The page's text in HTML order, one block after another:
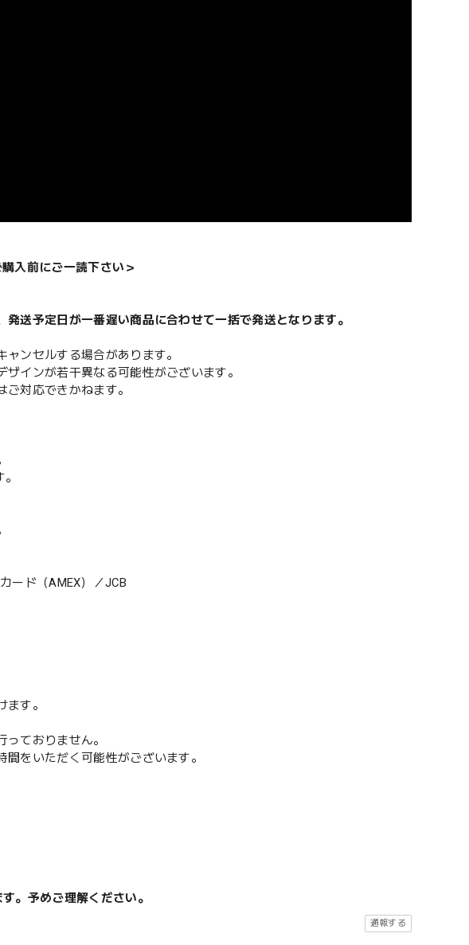
購入前にご一読下さい＞
送予定日が一番遅い商品に合わせて一括で発送となります。
ンセルする場合があります。
インが若干異なる可能性がございます。
対応できかねます。
ド（AMEX）／JCB
す。
ておりません。
をいただく可能性がございます。
。予めご理解ください。
通報する